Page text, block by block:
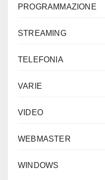
PROGRAMMAZIONE
STREAMING
TELEFONIA
VARIE
VIDEO
WEBMASTER
WINDOWS